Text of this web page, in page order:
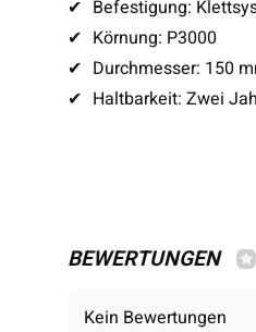
✔ Befestigung:
✔ Körnung: P3000
✔ Durchmesser: 150
✔ Haltbarkeit: Zwei
BEWERTUNGEN
Kein Bewertungen